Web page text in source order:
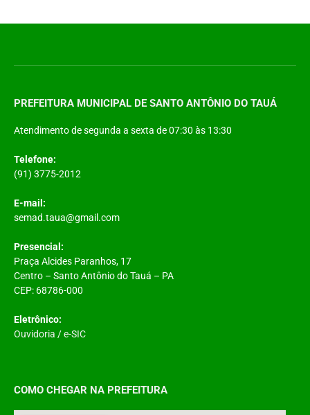
PREFEITURA MUNICIPAL DE SANTO ANTÔNIO DO TAUÁ
Atendimento de segunda a sexta de 07:30 às 13:30
Telefone:
(91) 3775-2012
E-mail:
semad.taua@gmail.com
Presencial:
Praça Alcides Paranhos, 17
Centro – Santo Antônio do Tauá – PA
CEP: 68786-000
Eletrônico:
Ouvidoria /e-SIC
COMO CHEGAR NA PREFEITURA